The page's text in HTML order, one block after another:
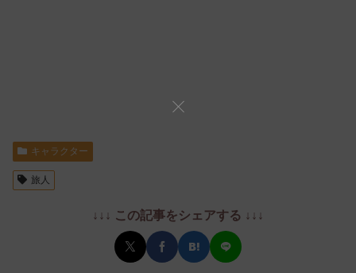
キャラクター
旅人
↓↓↓ この記事をシェアする ↓↓↓